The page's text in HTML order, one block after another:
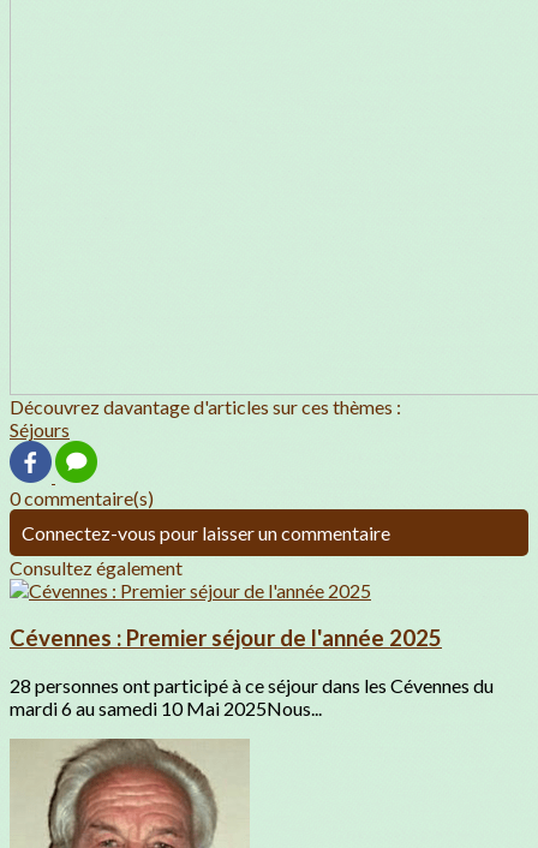
Découvrez davantage d'articles sur ces thèmes :
Séjours
0 commentaire(s)
Connectez-vous pour laisser un commentaire
Consultez également
Cévennes : Premier séjour de l'année 2025
28 personnes ont participé à ce séjour dans les Cévennes du
mardi 6 au samedi 10 Mai 2025Nous...